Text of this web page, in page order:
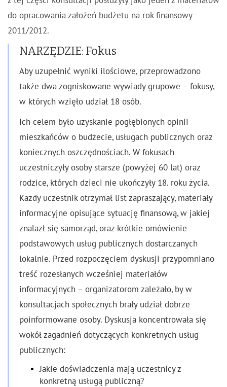
do opracowania założeń budżetu na rok finansowy
2011/2012.
NARZĘDZIE: Fokus
Aby uzupełnić wyniki ilościowe, przeprowadzono
także dwa zogniskowane wywiady grupowe – fokusy,
w których wzięło udział 18 osób.
Ich celem było uzyskanie pogłębionych opinii
mieszkańców o budżecie, usługach publicznych oraz
koniecznych oszczędnościach. W fokusach
uczestniczyły osoby starsze (powyżej 60 lat) oraz
rodzice, których dzieci nie ukończyły 18. roku życia.
Każdy uczestnik otrzymał list zapraszający, materiały
informacyjne opisujące sytuację finansową, w jakiej
znalazł się samorząd, oraz krótkie omówienie
podstawowych usług publicznych dostarczanych
lokalnie. Przed rozpoczęciem dyskusji przypomniano
treść rozesłanych wcześniej materiałów
informacyjnych – organizatorom zależało, by w
konsultacjach społecznych brały udział dobrze
poinformowane osoby. Dyskusja koncentrowała się
wokół zagadnień dotyczących konkretnych usług
publicznych:
Jakie doświadczenia mają uczestnicy z
konkretną usługą publiczną?